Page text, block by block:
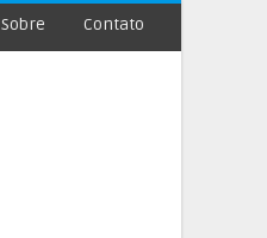
Sobre Contato